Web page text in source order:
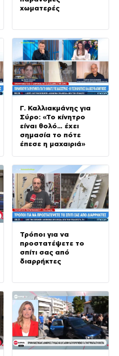
χωματερές
Γ. Καλλιακμάνης για
Σύρο: «Το κίνητρο
είναι θολό… έχει
σημασία το πότε
έπεσε η μαχαιριά»
Τρόποι για να
προστατέψετε το
σπίτι σας από
διαρρήκτες